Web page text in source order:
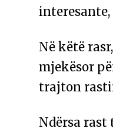
Në këtë
mjekësor
trajton
Ndërsa